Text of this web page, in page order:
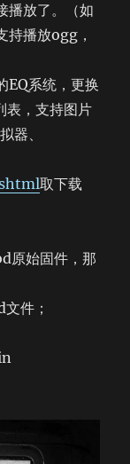
播放了。（如
持播放ogg，
EQ系统，更换
表，支持图片
器、
取下载
原始固件，那
件；